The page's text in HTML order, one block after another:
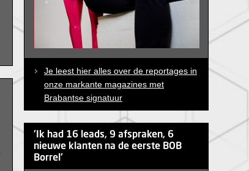
Je leest hier alles over de reportages in
onze markante magazines met
Brabantse signatuur
'Ik had 16 leads, 9 afspraken, 6
nieuwe klanten na de eerste BOB
Borrel'